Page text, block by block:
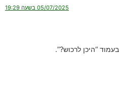
05/07/2025 בשעה 19:29
“היכן לרכוש?”.